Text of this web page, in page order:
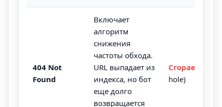
404 Not
Found
Включает
алгоритм
снижения
частоты обхода.
URL выпадает из
индекса, но бот
еще долго
возвращается
Сгорает
hole)